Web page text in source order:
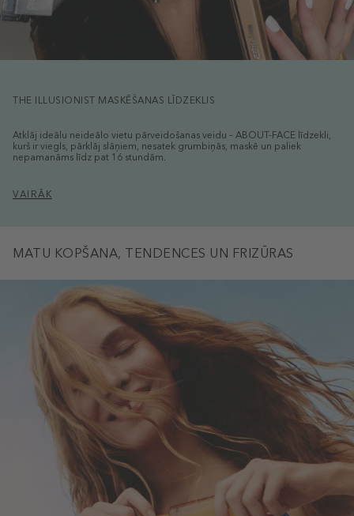
THE ILLUSIONIST MASKĒŠANAS LĪDZEKLIS
Atklāj ideālu neideālo vietu pārveidošanas veidu – ABOUT-FACE līdzekli,
kurš ir viegls, pārklāj slāņiem, nesatek grumbiņās, maskē un paliek
nepamanāms līdz pat 16 stundām.
VAIRĀK
MATU KOPŠANA, TENDENCES UN FRIZŪRAS